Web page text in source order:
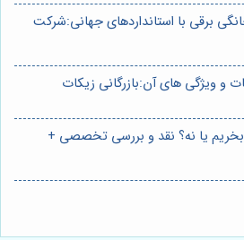
برقی با استانداردهای جهانی:شرکت
و ویژگی های آن:بازرگانی زیکات
یا نه؟ نقد و بررسی تخصصی +